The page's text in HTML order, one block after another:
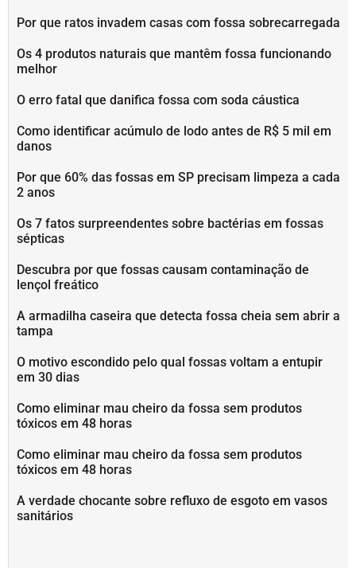
Por que ratos invadem casas com fossa sobrecarregada
Os 4 produtos naturais que mantêm fossa funcionando
melhor
O erro fatal que danifica fossa com soda cáustica
Como identificar acúmulo de lodo antes de R$ 5 mil em
danos
Por que 60% das fossas em SP precisam limpeza a cada
2 anos
Os 7 fatos surpreendentes sobre bactérias em fossas
sépticas
Descubra por que fossas causam contaminação de
lençol freático
A armadilha caseira que detecta fossa cheia sem abrir a
tampa
O motivo escondido pelo qual fossas voltam a entupir
em 30 dias
Como eliminar mau cheiro da fossa sem produtos
tóxicos em 48 horas
Como eliminar mau cheiro da fossa sem produtos
tóxicos em 48 horas
A verdade chocante sobre refluxo de esgoto em vasos
sanitários